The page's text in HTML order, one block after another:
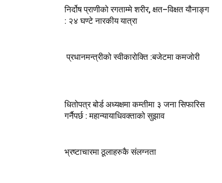
निर्दोष प्राणीको रगताम्मे शरीर, क्षत–विक्षत यौनाङ्ग
: २४ घण्टे नारकीय यात्रा
प्रधानमन्त्रीको स्वीकारोक्ति :बजेटमा कमजोरी
धितोपत्र बोर्ड अध्यक्षमा कम्तीमा ३ जना सिफारिस
गर्नैपर्छ : महान्यायाधिवक्ताको सुझाव
भ्रष्टाचारमा ठूलाहरुकै संलग्नता